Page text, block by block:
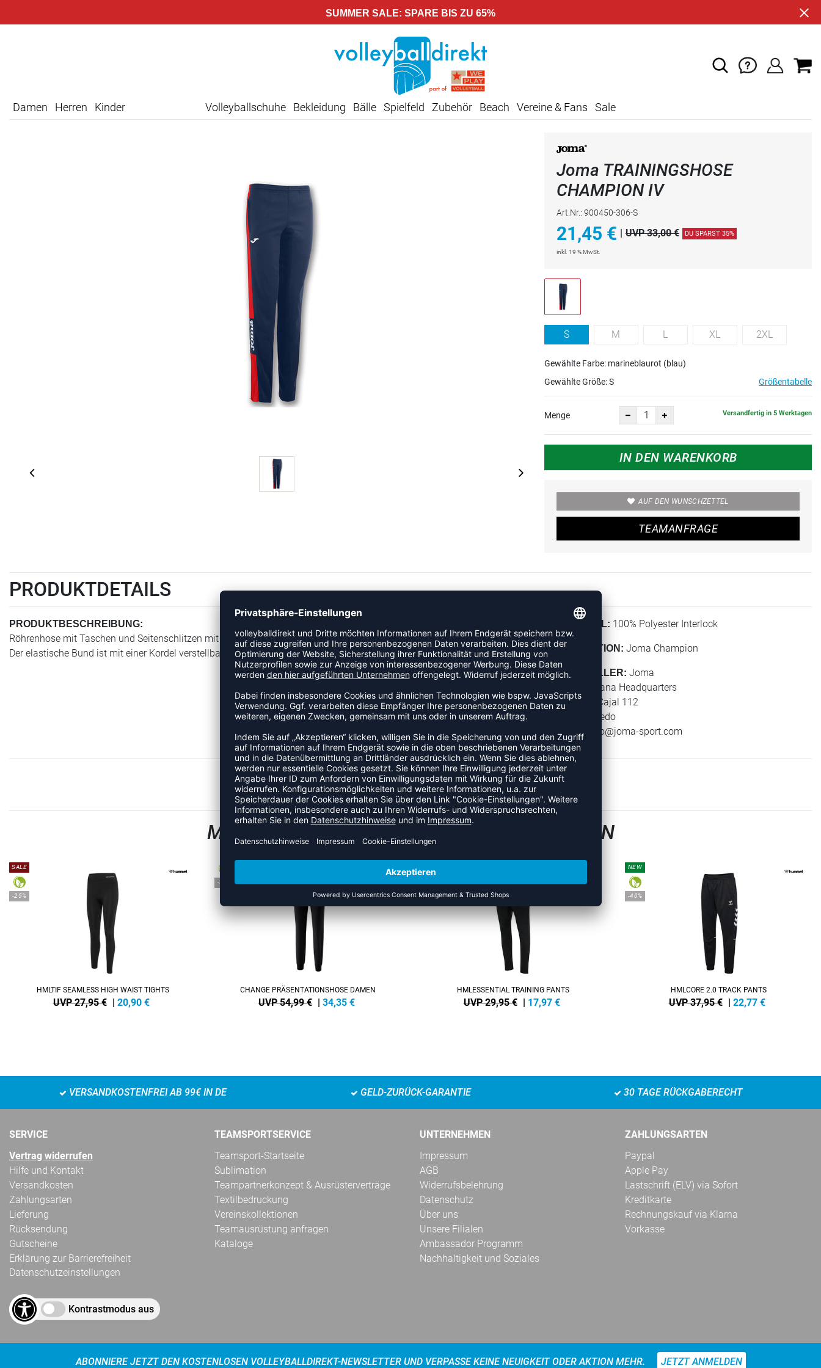
SUMMER SALE: SPARE BIS ZU 65%
Damen Herren Kinder Volleyballschuhe Bekleidung Bälle Spielfeld Zubehör Beach Vereine & Fans Sale
Joma TRAININGSHOSE
CHAMPION IV
Art.Nr.: 900450-306-S
21,45 € UVP 33,00 € DU SPARST 35%
inkl. 19 % MwSt.
S M L XL 2XL
Gewählte Farbe: marineblaurot (blau)
Gewählte Größe:S Größentabelle
Menge Versandfertig in 5 Werktagen
IN DEN WARENKORB
AUF DEN WUNSCHZETTEL
TEAMANFRAGE
PRODUKTDETAILS
PRODUKTBESCHREIBUNG:
Röhrenhose mit Taschen und Seitenschlitzen mit Reißverschlüssen am Saum welche das An- und Ausziehen erleichtern.
Der elastische Bund ist mit einer Kordel verstellbar.
MATERIAL: 100% Polyester Interlock
KOLLEKTION: Joma Champion
HERSTELLER: Joma
Joma Espana Headquarters
Ramon y Cajal 112
45512 Toledo
E-Mail:
info@joma-sport.com
ZULETZT ANGESEHEN
MEHR AUS DER KATEGORIE TRAININGSHOSEN
SALE
-25%
HMLTIF SEAMLESS HIGH WAIST TIGHTS
UVP 27,95 € | 20,90 €
-38%
CHANGE PRÄSENTATIONSHOSE DAMEN
UVP 54,99 € | 34,35 €
HMLESSENTIAL TRAINING PANTS
UVP 29,95 € | 17,97 €
NEW
-40%
HMLCORE 2.0 TRACK PANTS
UVP 37,95 € | 22,77 €
VERSANDKOSTENFREI AB 99€ IN DE GELD-ZURÜCK-GARANTIE 30 TAGE RÜCKGABERECHT
SERVICE
Vertrag widerrufen
Hilfe und Kontakt
Versandkosten
Zahlungsarten
Lieferung
Rücksendung
Gutscheine
Erklärung zur Barrierefreiheit
Datenschutzeinstellungen
Kontrastmodus aus
TEAMSPORTSERVICE
Teamsport-Startseite
Sublimation
Teampartnerkonzept & Ausrüsterverträge
Textilbedruckung
Vereinskollektionen
Teamausrüstung anfragen
Kataloge
UNTERNEHMEN
Impressum
AGB
Widerrufsbelehrung
Datenschutz
Über uns
Unsere Filialen
Ambassador Programm
Nachhaltigkeit und Soziales
ZAHLUNGSARTEN
Paypal
Apple Pay
Lastschrift (ELV) via Sofort
Kreditkarte
Rechnungskauf via Klarna
Vorkasse
ABONNIERE JETZT DEN KOSTENLOSEN VOLLEYBALLDIREKT-NEWSLETTER UND VERPASSE KEINE NEUIGKEIT ODER AKTION MEHR. JETZT ANMELDEN